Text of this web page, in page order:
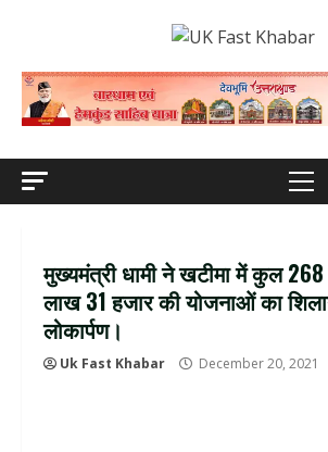
मुख्यमंत्री धामी ने खटीमा में कुल
लाख 31 हजार की योजनाओं का
लोकार्पण।
Uk Fast Khabar December 20, 2021